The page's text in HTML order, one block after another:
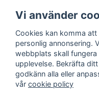
Mitt konto
Logga in
Registrera dig
Glömt lösenord?
Betala enkelt
Vi använder
Cookies kan komma
personlig annonsering.
webbplats skall
upplevelse. Bekräfta
godkänn alla eller
vår cookie policy